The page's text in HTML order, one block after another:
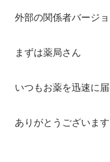
外部の関係者バージ
まずは薬局さん
いつもお薬を迅速に
ありがとうございます